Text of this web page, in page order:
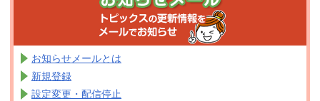
お知らせメールとは
新規登録
設定変更・配信停止